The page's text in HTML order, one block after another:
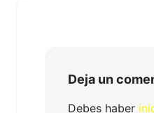
Deja un
Debes haber